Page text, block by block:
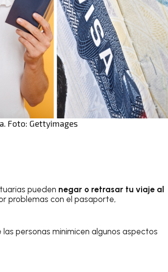
Foto: Gettyimages
pueden negar o retrasar tu viaje al
problemas con el pasaporte,
personas minimicen algunos aspectos